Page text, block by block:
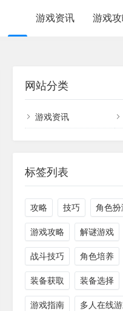
游戏资讯 游戏
网站分类
游戏资讯
标签列表
攻略 技巧 角色扮
游戏攻略 解谜游戏
战斗技巧 角色培养
装备获取 装备选择
游戏指南 多人在线